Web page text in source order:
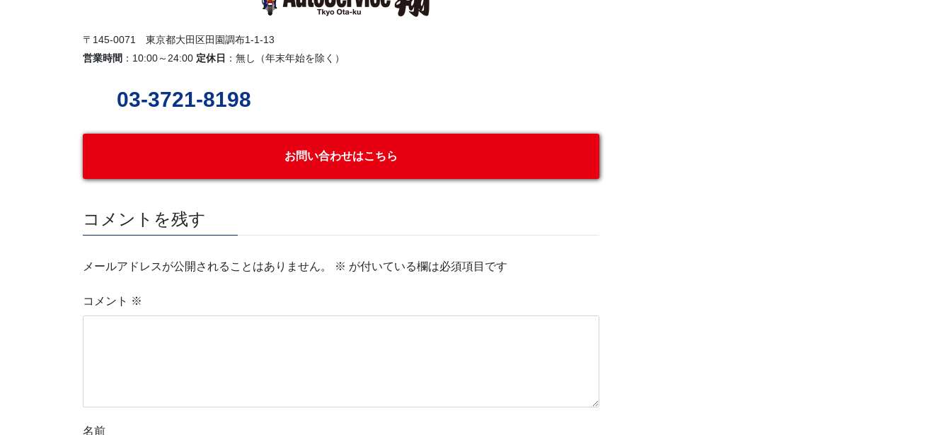
〒145-0071 東京都大田区田園調布1-1-13
営業時間 ：10:00～24:00 定休日 ：無し（年末年始を除く）
03-3721-8198
お問い合わせはこちら
コメントを残す
メールアドレスが公開されることはありません。 ※ が付いている欄は必須項目です
コメント ※
名前